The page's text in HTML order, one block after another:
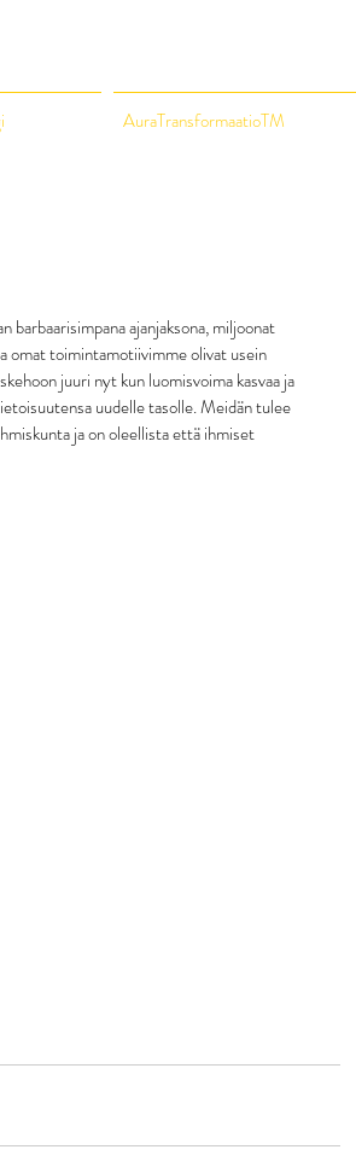
AuraTransformaatioTM
barbaarisimpana ajanjaksona, miljoonat
omat toimintamotiivimme olivat usein
juuri nyt kun luomisvoima kasvaa ja
uudelle tasolle. Meidän tulee
ja on oleellista että ihmiset